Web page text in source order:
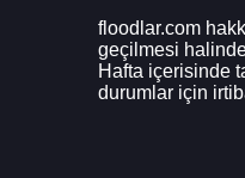
floodlar.com
geçilmesi
Hafta içerisinde
durumlar için